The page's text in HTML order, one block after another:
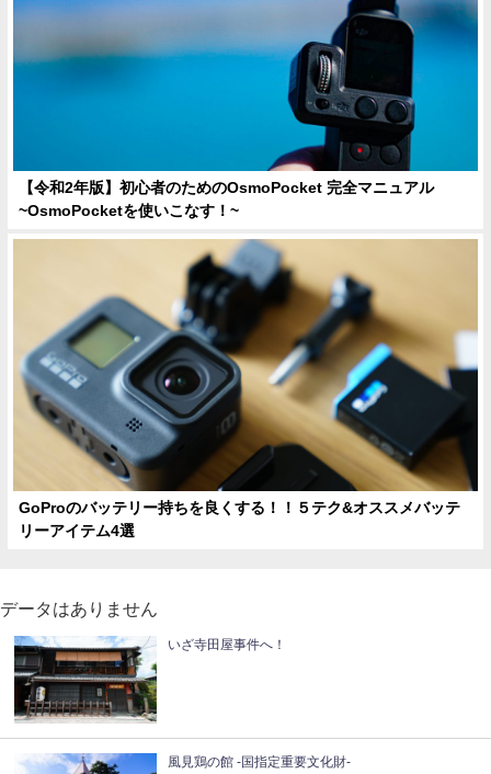
【令和2年版】初心者のためのOsmoPocket 完全マニュアル
~OsmoPocketを使いこなす！~
GoProのバッテリー持ちを良くする！！５テク&オススメバッテ
リーアイテム4選
データはありません
いざ寺田屋事件へ！
風見鶏の館 -国指定重要文化財-